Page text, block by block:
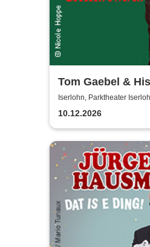
Tom Gaebel &
A Swinging
Iserlohn, Parktheater
10.12.2026